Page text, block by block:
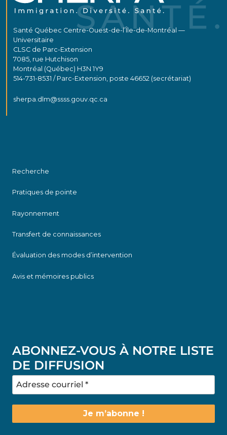
Santé Québec Centre-Ouest-de-l’Île-de-Montréal —
Universitaire
CLSC de Parc-Extension
7085, rue Hutchison
Montréal (Québec) H3N 1Y9
514-731-8531 / Parc-Extension, poste 46652 (secrétariat)
sherpa.dlm@ssss.gouv.qc.ca
Recherche
Pratiques de pointe
Rayonnement
Transfert de connaissances
Évaluation des modes d’intervention
Avis et mémoires publics
ABONNEZ-VOUS À NOTRE LISTE
DE DIFFUSION